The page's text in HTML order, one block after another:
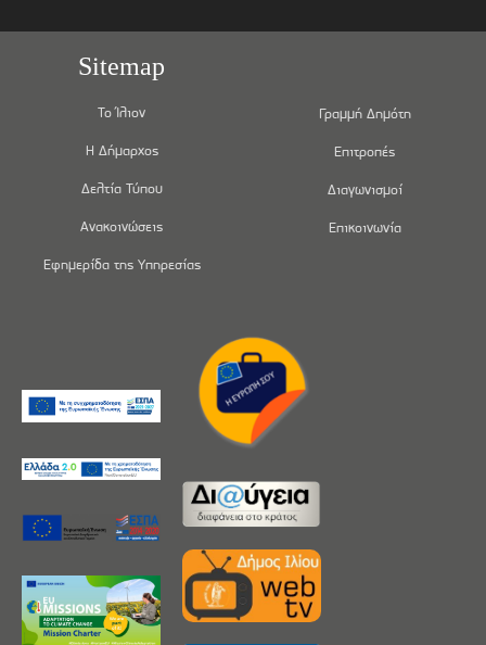
Sitemap
Το Ίλιον
Η Δήμαρχος
Δελτία Τύπου
Ανακοινώσεις
Εφημερίδα της Υπηρεσίας
Γραμμή Δημότη
Επιτροπές
Διαγωνισμοί
Επικοινωνία